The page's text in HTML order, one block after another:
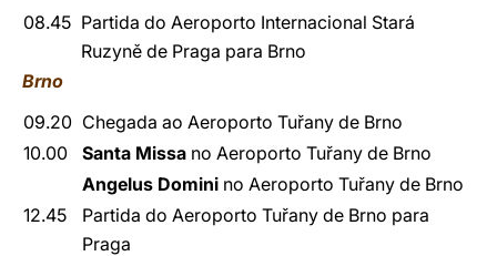
08.45 Partida do Aeroporto Internacional Stará
Ruzyně de Praga para Brno
Brno
09.20 Chegada ao Aeroporto Tuřany de Brno
10.00
Santa Missa no Aeroporto Tuřany de Brno
Angelus Domini no Aeroporto Tuřany de Brno
12.45
Partida do Aeroporto Tuřany de Brno para
Praga